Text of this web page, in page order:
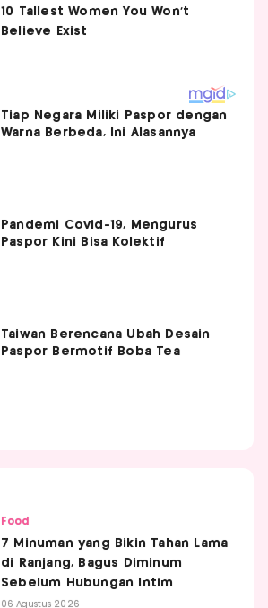
Tiap Negara Miliki Paspor dengan
Warna Berbeda, Ini Alasannya
Pandemi Covid-19, Mengurus
Paspor Kini Bisa Kolektif
Taiwan Berencana Ubah Desain
Paspor Bermotif Boba Tea
Food
7 Minuman yang Bikin Tahan Lama
di Ranjang, Bagus Diminum
Sebelum Hubungan Intim
06 Agustus 2026